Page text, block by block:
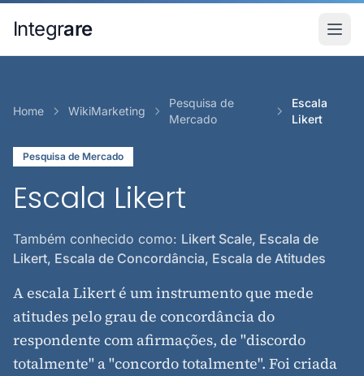
Integrare
Home WikiMarketing
Pesquisa de
Mercado
Escala
Likert
Pesquisa de Mercado
Escala Likert
Também conhecido como: Likert Scale, Escala de
Likert, Escala de Concordância, Escala de Atitudes
A escala Likert é um instrumento que mede
atitudes pelo grau de concordância do
respondente com afirmações, de "discordo
totalmente" a "concordo totalmente". Foi criada